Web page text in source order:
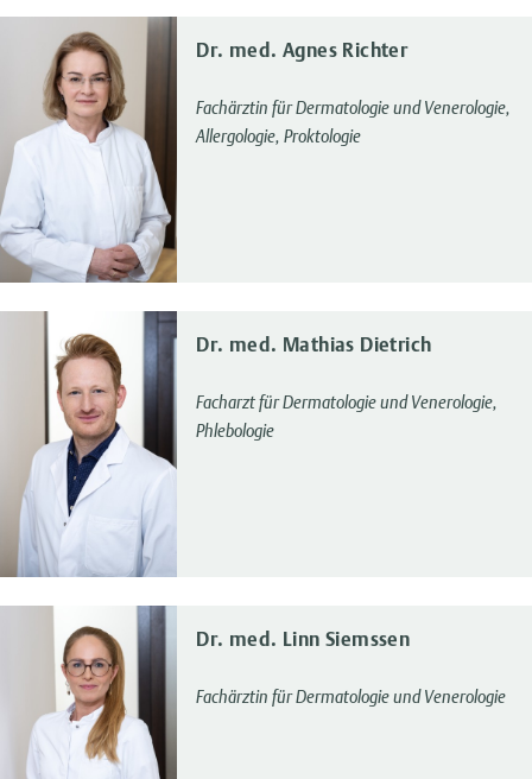
Dr. med. Agnes Richter
Fachärztin für Dermatologie und Venerologie,
Allergologie, Proktologie
Dr. med. Mathias Dietrich
Facharzt für Dermatologie und Venerologie,
Phlebologie
Dr. med. Linn Siemssen
Fachärztin für Dermatologie und Venerologie